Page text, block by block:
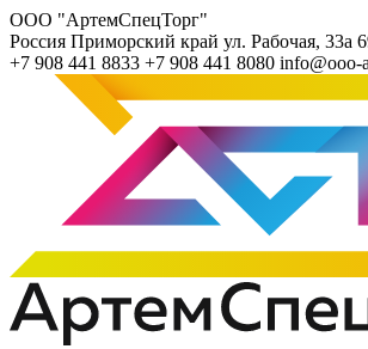
ООО "АртемСпецТорг"
Россия Приморский край ул. Рабочая, 33а
+7 908 441 8833 +7 908 441 8080 info@ooo-